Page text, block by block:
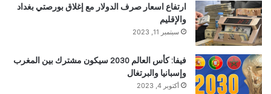
ارتفاع اسعار صرف الدولار مع إغلاق بورصتي بغداد
والإقليم
سبتمبر 11, 2023
فيفا: كأس العالم 2030 سيكون مشترك بين المغرب
وإسبانيا والبرتغال
أكتوبر 4, 2023